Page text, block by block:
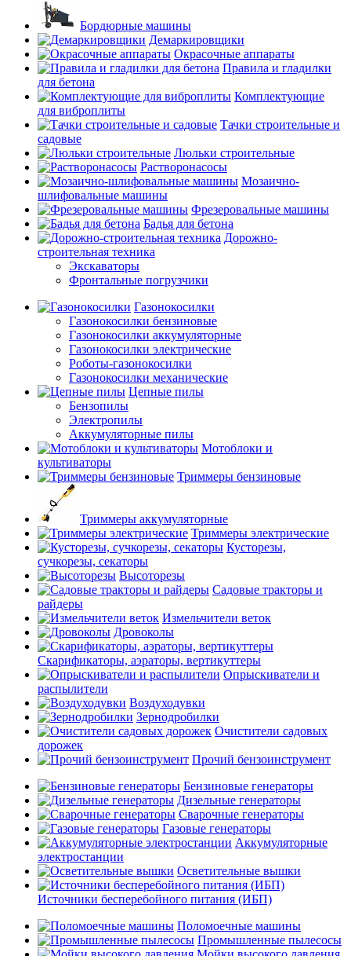
Бордюрные машины
Демаркировщики
Окрасочные аппараты
Правила и гладилки
для бетона
Комплектующие
для виброплиты
Тачки строительные и
садовые
Люльки строительные
Растворонасосы
Мозаично-
шлифовальные машины
Фрезеровальные машины
Бадья для бетона
Дорожно-
строительная техника
Экскаваторы
Фронтальные погрузчики
Газонокосилки
Газонокосилки бензиновые
Газонокосилки аккумуляторные
Газонокосилки электрические
Роботы-газонокосилки
Газонокосилки механические
Цепные пилы
Бензопилы
Электропилы
Аккумуляторные пилы
Мотоблоки и
культиваторы
Триммеры бензиновые
Триммеры аккумуляторные
Триммеры электрические
Кусторезы,
сучкорезы, секаторы
Высоторезы
Садовые тракторы и
райдеры
Измельчители веток
Дровоколы
Скарификаторы, аэраторы, вертикуттеры
Опрыскиватели и
распылители
Воздуходувки
Зернодробилки
Очистители садовых
дорожек
Прочий бензоинструмент
Бензиновые генераторы
Дизельные генераторы
Сварочные генераторы
Газовые генераторы
Аккумуляторные
электростанции
Осветительные вышки
Источники бесперебойного питания (ИБП)
Поломоечные машины
Промышленные пылесосы